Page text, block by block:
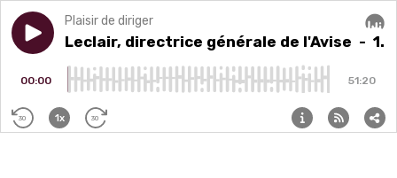
Play episode1. Cécile Leclair, directrice générale de l'Avise
Plaisir de diriger
Cécile Leclair, directrice générale de l'Avise - 1.
00:00 51:20
30 1x 30